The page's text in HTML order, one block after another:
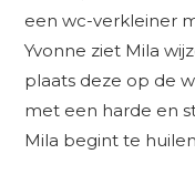
een wc-verkleiner
Yvonne ziet Mila
plaats deze op de
met een harde en
Mila begint te